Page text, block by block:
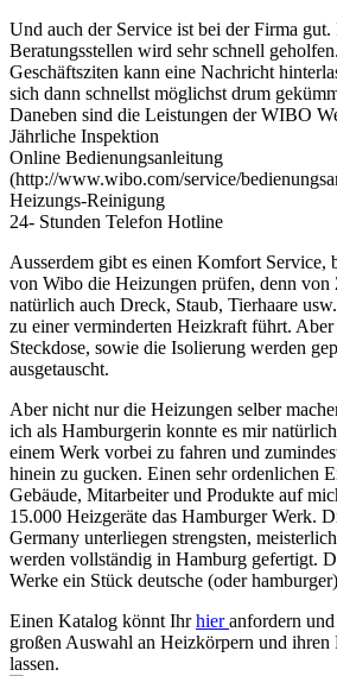
Und auch der Service ist bei der Firma
Beratungsstellen wird sehr schnell
Geschäftsziten kann eine Nachricht
sich dann schnellst möglichst drum
Daneben sind die Leistungen der WIBO
Jährliche Inspektion
Online Bedienungsanleitung
(http://www.wibo.com/service/
Heizungs-Reinigung
24- Stunden Telefon Hotline
Ausserdem gibt es einen Komfort Service,
von Wibo die Heizungen prüfen, denn von
natürlich auch Dreck, Staub, Tierhaare
zu einer verminderten Heizkraft führt.
Steckdose, sowie die Isolierung werden
ausgetauscht.
Aber nicht nur die Heizungen selber
ich als Hamburgerin konnte es mir
einem Werk vorbei zu fahren und
hinein zu gucken. Einen sehr ordenlichen
Gebäude, Mitarbeiter und Produkte auf
15.000 Heizgeräte das Hamburger Werk.
Germany unterliegen strengsten,
werden vollständig in Hamburg gefertigt.
Werke ein Stück deutsche (oder
Einen Katalog könnt Ihrhieranfordern
großen Auswahl an Heizkörpern und ihren
lassen.